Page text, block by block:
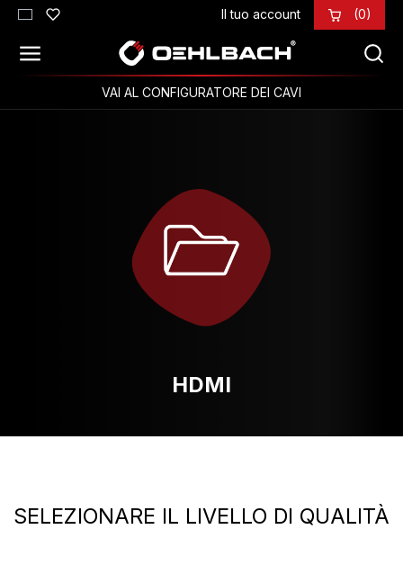
Passa al contenuto principale Il tuo account (0)
VAI AL CONFIGURATORE DEI CAVI
HDMI
SELEZIONARE IL LIVELLO DI QUALITÀ